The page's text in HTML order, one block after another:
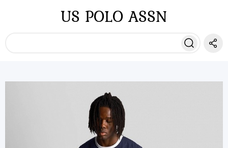
US POLO ASSN